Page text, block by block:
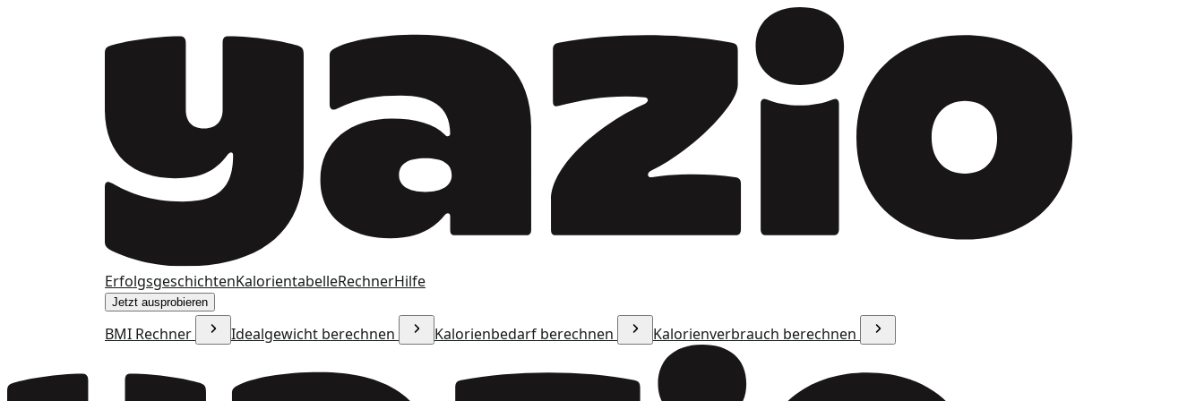
ErfolgsgeschichtenKalorientabelleRechnerHilfe
Jetzt ausprobieren
BMI Rechner Idealgewicht berechnen Kalorienbedarf berechnen Kalorienverbrauch berechnen